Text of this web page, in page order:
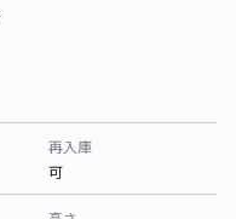
再入庫
可